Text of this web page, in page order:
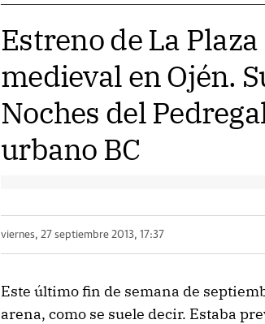
Estreno de La
medieval en Ojén.
Noches del
urbano BC
viernes, 27 septiembre 2013, 17:37
Este último fin de semana de
arena, como se suele decir. Estaba